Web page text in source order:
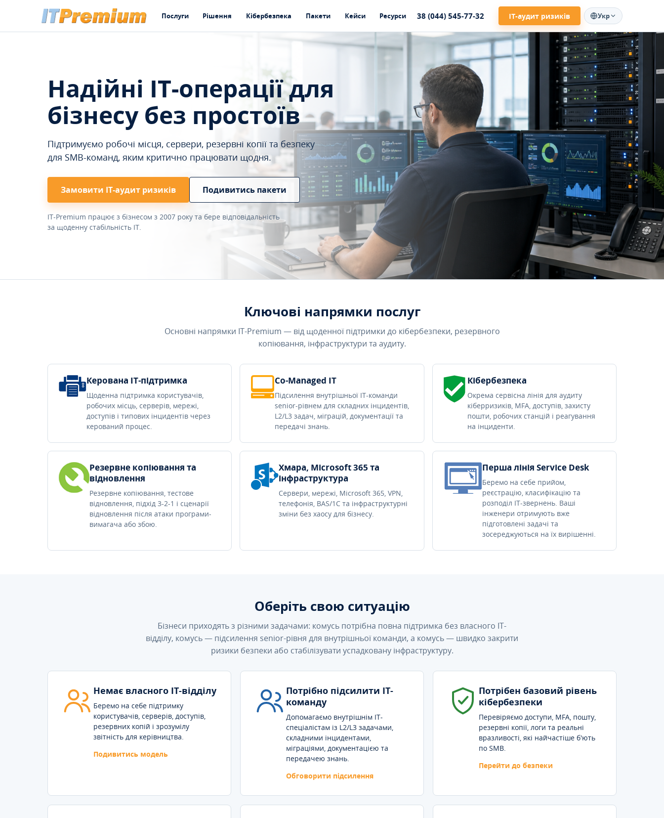
Послуги Рішення Кібербезпека Пакети Кейси Ресурси 38 (044) 545-77-32 ІТ-аудит ризиків Укр
Надійні IT-операції для
бізнесу без простоїв
Підтримуємо робочі місця, сервери, резервні копії та безпеку
для SMB-команд, яким критично працювати щодня.
Замовити ІТ-аудит ризиків Подивитись пакети
IT-Premium працює з бізнесом з 2007 року та бере відповідальність
за щоденну стабільність IT.
Ключові напрямки послуг
Основні напрямки IT-Premium — від щоденної підтримки до кібербезпеки, резервного
копіювання, інфраструктури та аудиту.
Керована IT-підтримка
Щоденна підтримка користувачів,
робочих місць, серверів, мережі,
доступів і типових інцидентів через
керований процес.
Co-Managed IT
Підсилення внутрішньої IT-команди
senior-рівнем для складних інцидентів,
L2/L3 задач, міграцій, документації та
передачі знань.
Кібербезпека
Окрема сервісна лінія для аудиту
кіберризиків, MFA, доступів, захисту
пошти, робочих станцій і реагування
на інциденти.
Резервне копіювання та
відновлення
Резервне копіювання, тестове
відновлення, підхід 3-2-1 і сценарії
відновлення після атаки програми-
вимагача або збою.
Хмара, Microsoft 365 та
інфраструктура
Сервери, мережі, Microsoft 365, VPN,
телефонія, BAS/1C та інфраструктурні
зміни без хаосу для бізнесу.
Перша лінія Service Desk
Беремо на себе прийом,
реєстрацію, класифікацію та
розподіл IT-звернень. Ваші
інженери отримують вже
підготовлені задачі та
зосереджуються на їх вирішенні.
Оберіть свою ситуацію
Бізнеси приходять з різними задачами: комусь потрібна повна підтримка без власного IT-
відділу, комусь — підсилення senior-рівня для внутрішньої команди, а комусь — швидко закрити
ризики безпеки або стабілізувати успадковану інфраструктуру.
Немає власного IT-відділу
Беремо на себе підтримку
користувачів, серверів, доступів,
резервних копій і зрозумілу
звітність для керівництва.
Подивитись модель
Потрібно підсилити IT-
команду
Допомагаємо внутрішнім IT-
спеціалістам із L2/L3 задачами,
складними інцидентами,
міграціями, документацією та
передачею знань.
Обговорити підсилення
Потрібен базовий рівень
кібербезпеки
Перевіряємо доступи, MFA, пошту,
резервні копії, логи та реальні
вразливості, які найчастіше б'ють
по SMB.
Перейти до безпеки